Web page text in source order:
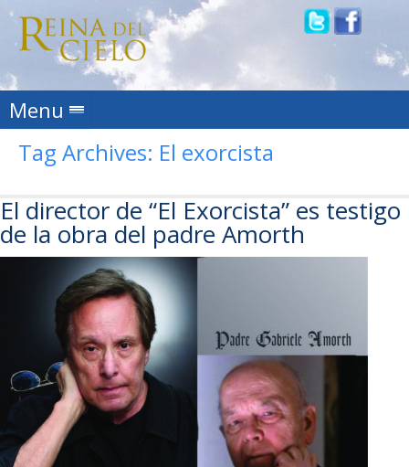
Menu Skip to content
Tag Archives: El exorcista
El director de “El Exorcista” es testigo
de la obra del padre Amorth